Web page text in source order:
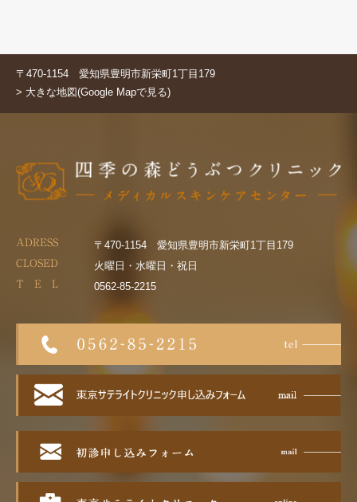
〒470-1154 愛知県豊明市新栄町1丁目179
> 大きな地図(Google Mapで見る)
ADRESS 〒470-1154 愛知県豊明市新栄町1丁目179
CLOSED 火曜日・水曜日・祝日
T E L 0562-85-2215